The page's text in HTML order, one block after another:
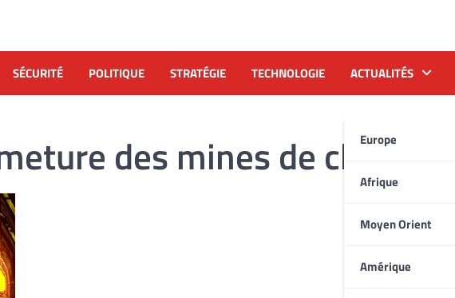
SÉCURITÉ POLITIQUE STRATÉGIE TECHNOLOGIE ACTUALITÉS
Europe
Afrique
Moyen Orient
Amérique
des mines de charbon